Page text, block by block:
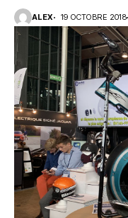
ALEX 19 OCTOBRE 2018